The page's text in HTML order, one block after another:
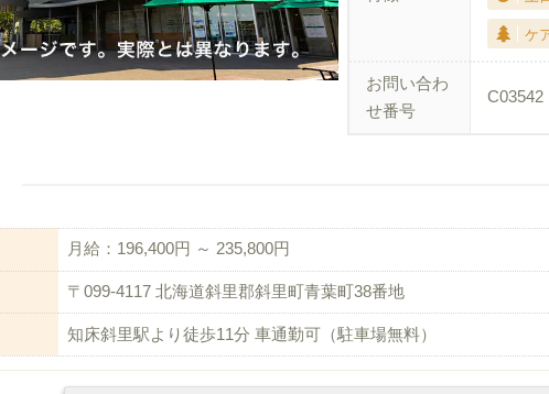
ケ
お問い合わ
せ番号
C03542
月給：196,400円 ～ 235,800円
〒099-4117 北海道斜里郡斜里町青葉町38番地
知床斜里駅より徒歩11分 車通勤可（駐車場無料）